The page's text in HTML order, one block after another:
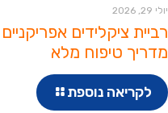
יולי 29, 2026
רביית ציקלידים
מדריך טיפוח מלא
לקריאה נוספת